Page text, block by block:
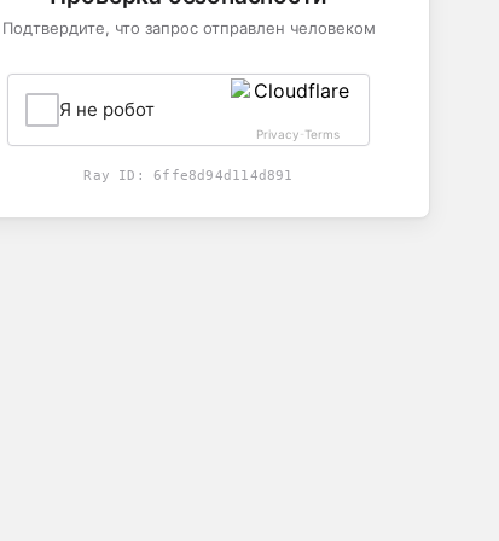
Подтвердите, что запрос отправлен человеком
Я не робот
Privacy-Terms
Ray ID:6ffe8d94d114d891